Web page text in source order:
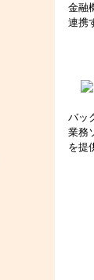
金融
連携
バッ
業務
を提